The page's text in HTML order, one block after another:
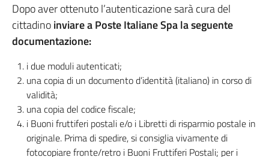
Dopo aver ottenuto l’autenticazione sarà cura del
cittadinoinviare a Poste Italiane Spa la seguente
documentazione:
i due moduli autenticati;
una copia di un documento d’identità (italiano) in corso di
validità;
una copia del codice fiscale;
i Buoni fruttiferi postali e/o i Libretti di risparmio postale in
originale. Prima di spedire, si consiglia vivamente di
fotocopiare fronte/retro i Buoni Fruttiferi Postali; per i